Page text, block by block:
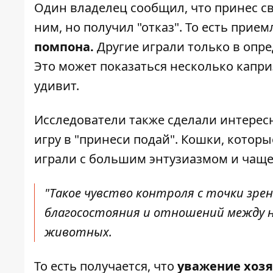
Один владелец сообщил, что принес
ним, но получил "отказ". То есть
помпона. Другие играли только в
Это может показаться несколько
удивит.
Исследователи также сделали
игру в "принеси подай". Кошки,
играли с большим энтузиазмом и
"Такое чувство контроля с точки
благосостояния и отношений между
животных.
То есть получается, что уважение